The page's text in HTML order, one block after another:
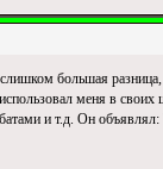
большая разница,
меня в своих
и т.д. Он